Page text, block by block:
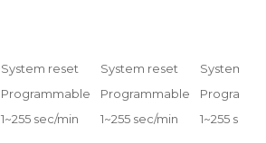
System reset System reset System
Programmable
1~255 sec/min
Programmable
1~255 sec/min
1~255 sec/